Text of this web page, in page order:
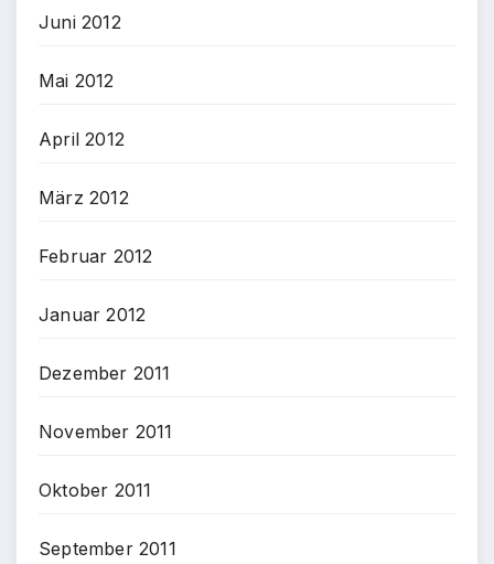
Juni 2012
Mai 2012
April 2012
März 2012
Februar 2012
Januar 2012
Dezember 2011
November 2011
Oktober 2011
September 2011